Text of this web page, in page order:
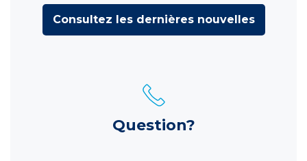
Consultez les dernières nouvelles
Question?